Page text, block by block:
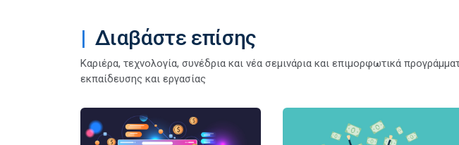
Διαβάστε επίσης
Καριέρα, τεχνολογία, συνέδρια και νέα σεμινάρια και επιμορφωτικά
εκπαίδευσης και εργασίας